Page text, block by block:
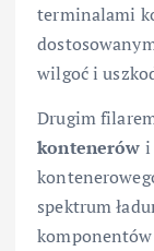
terminalami
wilgoć i
Drugim
kontenerów i
spektrum
komponentów